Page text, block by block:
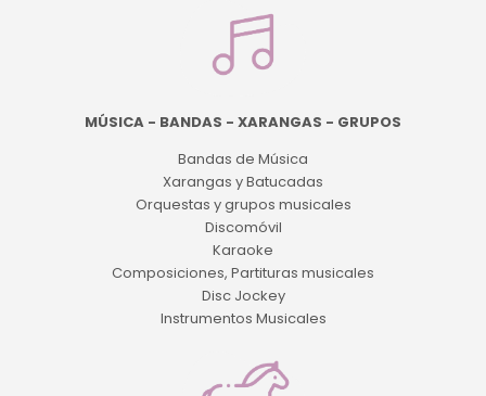
MÚSICA - BANDAS - XARANGAS - GRUPOS
Bandas de Música
Xarangas y Batucadas
Orquestas y grupos musicales
Discomóvil
Karaoke
Composiciones, Partituras musicales
Disc Jockey
Instrumentos Musicales